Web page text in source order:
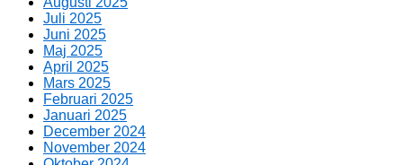
Juli 2025
Juni 2025
Maj 2025
April 2025
Mars 2025
Februari 2025
Januari 2025
December 2024
November 2024